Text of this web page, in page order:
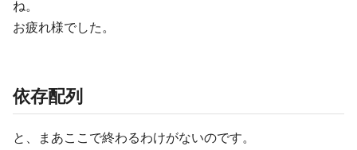
ね。
お疲れ様でした。
依存配列
と、まあここで終わるわけがないのです。